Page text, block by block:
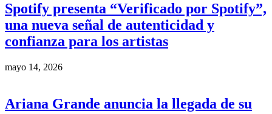
Spotify presenta “Verificado por Spotify”,
una nueva señal de autenticidad y
confianza para los artistas
mayo 14, 2026
Ariana Grande anuncia la llegada de su